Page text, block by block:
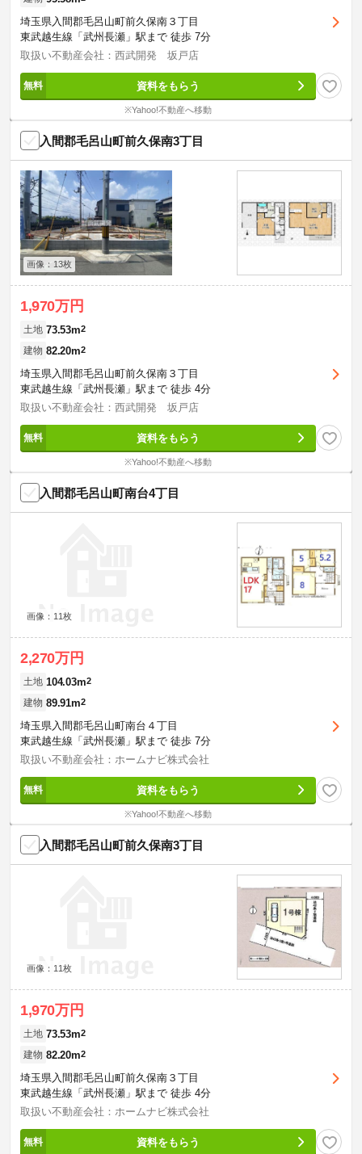
埼玉県入間郡毛呂山町前久保南３丁目
東武越生線「武州長瀬」駅まで 徒歩 7分
取扱い不動産会社：西武開発 坂戸店
資料をもらう
※Yahoo!不動産へ移動
入間郡毛呂山町前久保南3丁目
画像：13枚
1,970万円
土地 73.53m2
建物 82.20m2
埼玉県入間郡毛呂山町前久保南３丁目
東武越生線「武州長瀬」駅まで 徒歩 4分
取扱い不動産会社：西武開発 坂戸店
資料をもらう
※Yahoo!不動産へ移動
入間郡毛呂山町南台4丁目
画像：11枚
2,270万円
土地 104.03m2
建物 89.91m2
埼玉県入間郡毛呂山町南台４丁目
東武越生線「武州長瀬」駅まで 徒歩 7分
取扱い不動産会社：ホームナビ株式会社
資料をもらう
※Yahoo!不動産へ移動
入間郡毛呂山町前久保南3丁目
画像：11枚
1,970万円
土地 73.53m2
建物 82.20m2
埼玉県入間郡毛呂山町前久保南３丁目
東武越生線「武州長瀬」駅まで 徒歩 4分
取扱い不動産会社：ホームナビ株式会社
資料をもらう